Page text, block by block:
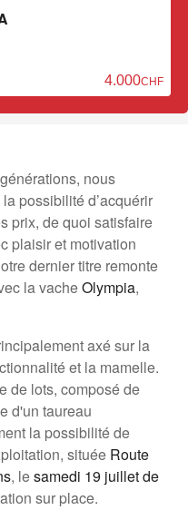
4.000,00
nous
possibilité d’acquérir
prix, de quoi satisfaire
plaisir et motivation
dernier titre remonte
la vacheOlympia,
axé sur la
et la mamelle.
de lots, composé de
d'un taureau
la possibilité de
située Route
, lesamedi 19 juillet de
sur place.